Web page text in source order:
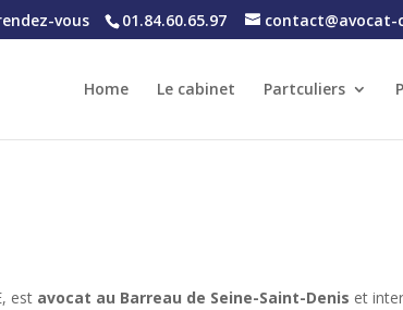
vous 01.84.60.65.97 contact@avocat-
Home Le cabinet Partculiers
est avocat au Barreau de Seine-Saint-Denis et